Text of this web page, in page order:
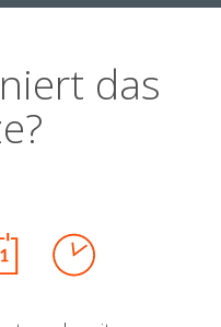
das